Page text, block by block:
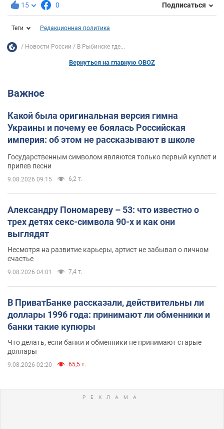
15 0 Подписаться
Теги Редакционная политика
Новости России В Рыбинске где...
Вернуться на главную OBOZ
Важное
Какой была оригинальная версия гимна
Украины и почему ее боялась Российская
империя: об этом не рассказывают в школе
Государственным символом являются только первый куплет и
припев песни
9.08.2026 09:15 6,2 т.
Александру Пономареву – 53: что известно о
трех детях секс-символа 90-х и как они
выглядят
Несмотря на развитие карьеры, артист не забывал о личном
счастье
9.08.2026 04:01 7,4 т.
В ПриватБанке рассказали, действительны ли
доллары 1996 года: принимают ли обменники и
банки такие купюры
Что делать, если банки и обменники не принимают старые
доллары
9.08.2026 02:20 65,5 т.